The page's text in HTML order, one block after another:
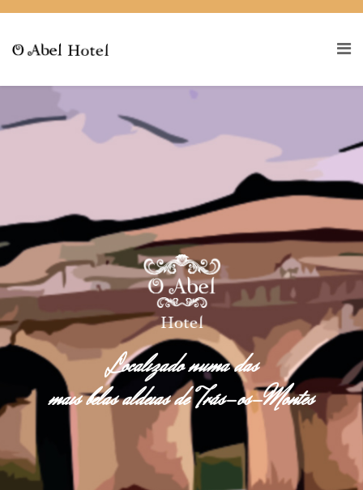
Localizado numa das
mais belas aldeias de Trás-os-Montes